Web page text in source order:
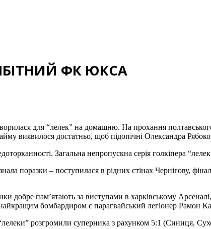
ФК ЮКСА
для “лелек” на домашню. На прохання
виявилося достатньо, щоб підопічні Олександра
Загальна непропускна серія голкіпера
– поступилася в рідних стінах Чернігову,
добре пам’ятають за виступами в харківському
бомбардиром є парагвайський легіонер Рамон
розгромили суперника з рахунком 5:1 (Синиця,